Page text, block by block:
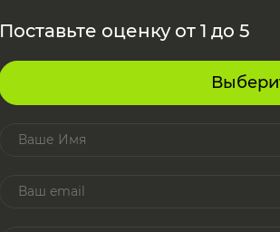
Поставьте оценку от 1 до 5